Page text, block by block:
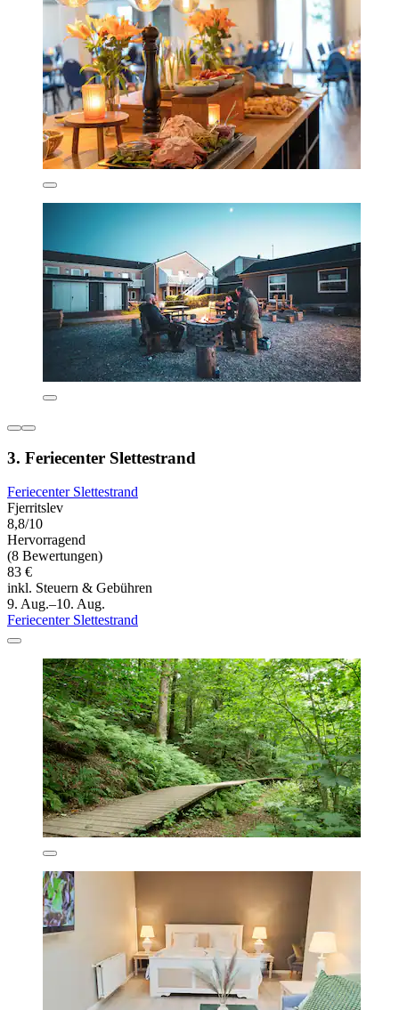
3. Feriecenter Slettestrand
Feriecenter Slettestrand
Fjerritslev
8,8/10
Hervorragend
(8 Bewertungen)
83 €
inkl. Steuern & Gebühren
9. Aug.–10. Aug.
Feriecenter Slettestrand